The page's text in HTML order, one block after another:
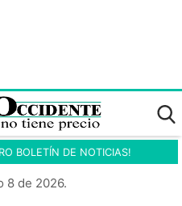
BOLETÍN DE NOTICIAS!
8 de 2026.